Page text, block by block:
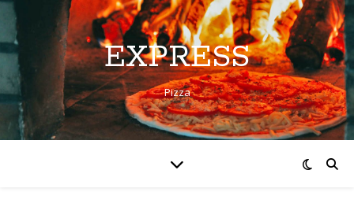
EXPRESS
Pizza